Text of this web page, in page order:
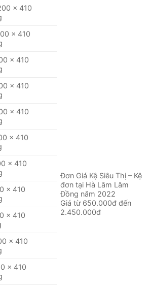
x 410
Đơn Giá Kệ Siêu Thị – Kệ
đơn tại Hà Lâm Lâm
Đồng năm 2022
Giá từ 650.000đ đến
2.450.000đ
x 410
x 410
x 410
x 410
x 410
x 410
x 410
x 410
x 410
x 410